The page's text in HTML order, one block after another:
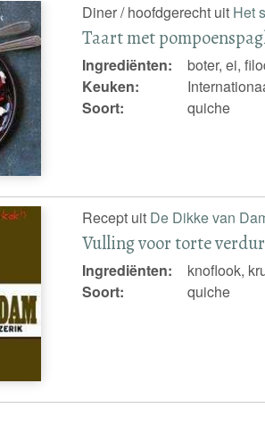
Diner / hoofdgerecht uit Het
Taart met
Ingrediënten:
boter, ei,
Keuken:
Soort:
quiche
Recept uit De Dikke van
Vulling voor torte
Ingrediënten:
knoflook,
Soort:
quiche